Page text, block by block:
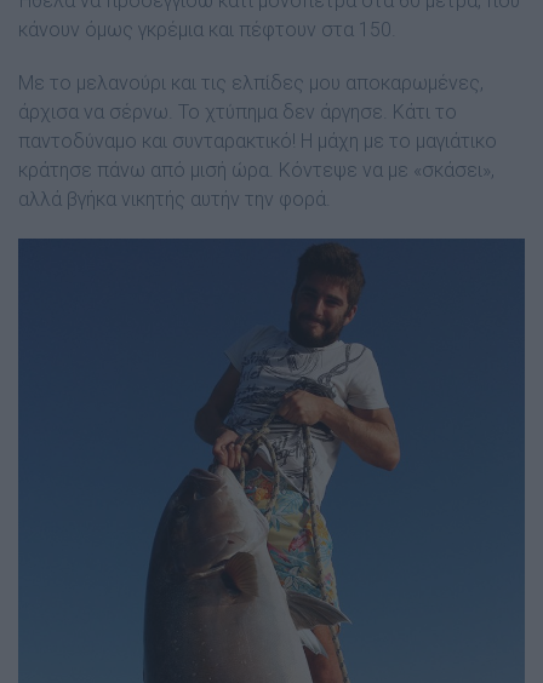
κάνουν όµως γκρέµια και πέφτουν στα 150.
Με το µελανούρι και τις ελπίδες µου αποκαρωµένες,
άρχισα να σέρνω. Το χτύπηµα δεν άργησε. Κάτι το
παντοδύναµο και συνταρακτικό! Η µάχη µε το µαγιάτικο
κράτησε πάνω από µισή ώρα. Κόντεψε να µε «σκάσει»,
αλλά βγήκα νικητής αυτήν την φορά.